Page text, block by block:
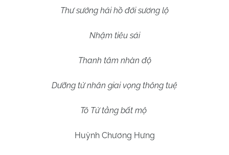
Thư sướng hải hồ đới sương lộ
Nhậm tiêu sái
Thanh tâm nhàn độ
Dưỡng tử nhân giai vọng thông tuệ
Tô Tử tằng bất mộ
Huỳnh Chương Hưng